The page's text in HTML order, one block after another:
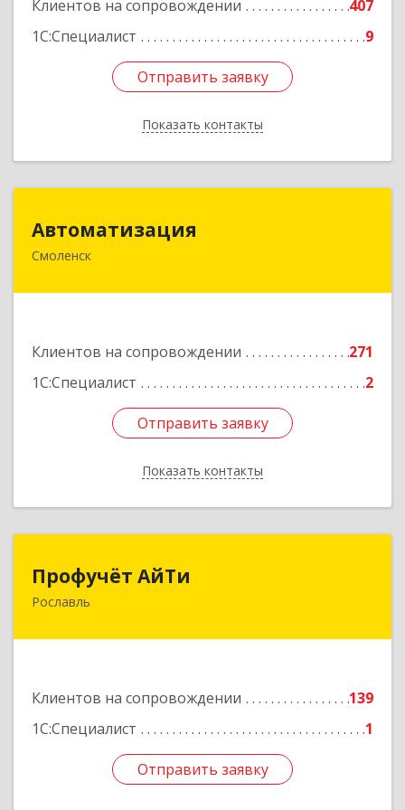
Клиентов на сопровождении
407
1С:Специалист
9
Отправить заявку
Показать контакты
Отправить заявку
Назад
Автоматизация
Смоленск
Клиентов на сопровождении
271
1С:Специалист
2
Отправить заявку
Показать контакты
214019, Смоленская обл, Смоленск г, Марии
Отправить заявку
Назад
Профучёт АйТи
Рославль
Клиентов на сопровождении
139
1С:Специалист
1
Отправить заявку
216500, Смоленская обл, Рославльский р-н,
Отправить заявку